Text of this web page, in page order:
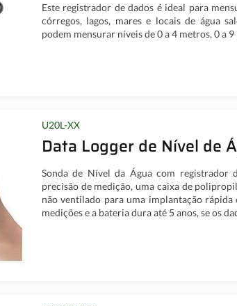
Este registrador de dados é ideal para
córregos, lagos, mares e locais de água
podem mensurar níveis de 0 a 4 metros, 0 a
U20L-XX
Data Logger de Nível de
Sonda de Nível da Água com registrador
precisão de medição, uma caixa de
não ventilado para uma implantação
medições e a bateria dura até 5 anos, se os